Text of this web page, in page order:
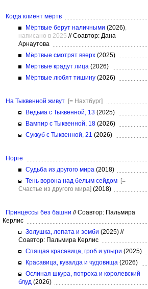
Когда клиент мёртв
Мёртвые берут наличными (2026),
написано в 2025 //Соавтор: Дана
Арнаутова
Мёртвые смотрят вверх (2025)
Мёртвые крадут лица (2026)
Мёртвые любят тишину (2026)
На Тыквенной живут [= Нахтбург]
Ведьма с Тыквенной, 13 (2025)
Вампир с Тыквенной, 18 (2026)
Суккуб с Тыквенной, 21 (2026)
Норге
Судьба из другого мира (2018)
Тень ворона над белым сейдом [=
Счастье из другого мира] (2018)
Принцессы без башни //Соавтор: Пальмира
Керлис
Золушка, лопата и зомби (2025) //
Соавтор: Пальмира Керлис
Спящая красавица, гроб и упыри (2025)
Красавица, кувалда и чудовища (2026)
Ослиная шкура, потроха и королевский
блуд (2026)